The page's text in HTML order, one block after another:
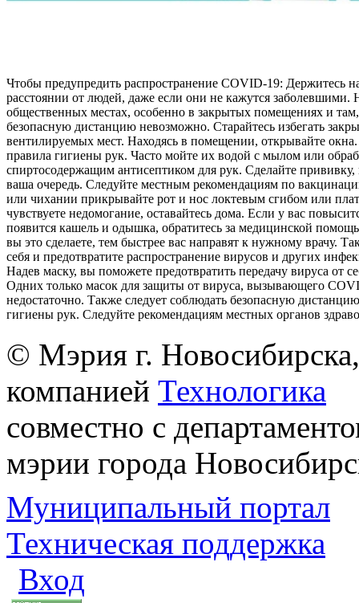
Чтобы предупредить распространение COVID-19: Держитесь
расстоянии от людей, даже если они не кажутся заболевшими.
общественных местах, особенно в закрытых помещениях и там,
безопасную дистанцию невозможно. Старайтесь избегать
вентилируемых мест. Находясь в помещении, открывайте
правила гигиены рук. Часто мойте их водой с мылом или
спиртосодержащим антисептиком для рук. Сделайте прививку,
ваша очередь. Следуйте местным рекомендациям по
или чихании прикрывайте рот и нос локтевым сгибом или
чувствуете недомогание, оставайтесь дома. Если у вас
появится кашель и одышка, обратитесь за медицинской
вы это сделаете, тем быстрее вас направят к нужному врачу.
себя и предотвратите распространение вирусов и других
Надев маску, вы поможете предотвратить передачу вируса от
Одних только масок для защиты от вируса, вызывающего
недостаточно. Также следует соблюдать безопасную
гигиены рук. Следуйте рекомендациям местных органов
© Мэрия г.
компанией Технологика
совместно с
мэрии города
Муниципальный портал
Техническая поддержка
Вход